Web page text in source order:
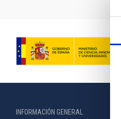
INFORMACIÓN GENERAL